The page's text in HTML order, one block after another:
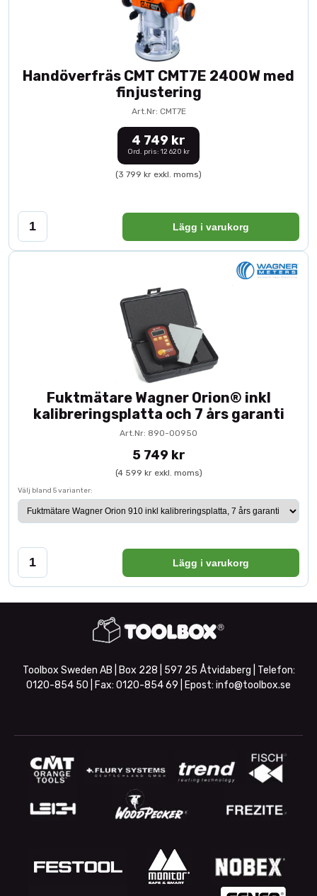
Handöverfräs CMT CMT7E 2400W med
finjustering
Art.Nr: CMT7E
4 749 kr
Ord. pris: 12 620 kr
(3 799 kr exkl. moms)
Lägg i varukorg
Fuktmätare Wagner Orion® inkl
kalibreringsplatta och 7 års garanti
Art.Nr: 890-00950
5 749 kr
(4 599 kr exkl. moms)
Välj bland 5 varianter:
Lägg i varukorg
Toolbox Sweden AB | Box 228 | 597 25 Åtvidaberg | Telefon:
0120-854 50 | Fax: 0120-854 69 | Epost: info@toolbox.se